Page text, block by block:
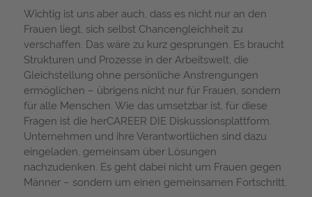
Wichtig ist uns aber auch, dass es nicht nur an den
Frauen liegt, sich selbst Chancengleichheit zu
verschaffen. Das wäre zu kurz gesprungen. Es braucht
Strukturen und Prozesse in der Arbeitswelt, die
Gleichstellung ohne persönliche Anstrengungen
ermöglichen – übrigens nicht nur für Frauen, sondern
für alle Menschen. Wie das umsetzbar ist, für diese
Fragen ist die herCAREER DIE Diskussionsplattform.
Unternehmen und ihre Verantwortlichen sind dazu
eingeladen, gemeinsam über Lösungen
nachzudenken. Es geht dabei nicht um Frauen gegen
Männer – sondern um einen gemeinsamen Fortschritt.